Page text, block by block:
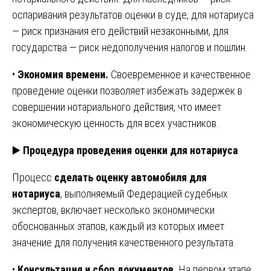
оспаривания результатов оценки в суде, для нотариуса
— риск признания его действий незаконными, для
государства — риск недополучения налогов и пошлин.
• Экономия времени. Своевременное и качественное
проведение оценки позволяет избежать задержек в
совершении нотариального действия, что имеет
экономическую ценность для всех участников.
▶️ Процедура проведения оценки для нотариуса
Процесс сделать оценку автомобиля для
нотариуса, выполняемый Федерацией судебных
экспертов, включает несколько экономически
обоснованных этапов, каждый из которых имеет
значение для получения качественного результата.